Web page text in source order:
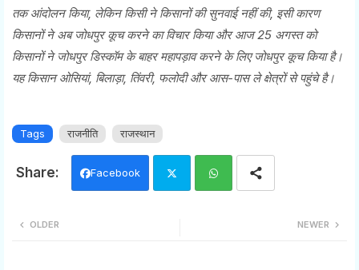
तक आंदोलन किया, लेकिन किसी ने किसानों की सुनवाई नहीं की, इसी कारण
किसानों ने अब जोधपुर कूच करने का विचार किया और आज 25 अगस्त को
किसानों ने जोधपुर डिस्कॉम के बाहर महापड़ाव करने के लिए जोधपुर कूच किया है।
यह किसान ओसियां, बिलाड़ा, तिंवरी, फलोदी और आस-पास ले क्षेत्रों से पहुंचे है।
Tags राजनीति राजस्थान
Facebook
NEWER
OLDER